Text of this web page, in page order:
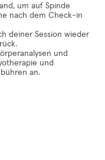
um auf Spinde
nach dem Check-in
deiner Session wieder
und
und
an.